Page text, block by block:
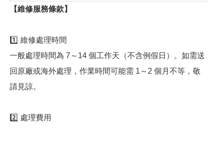
【維修服務條款】
1️⃣ 維修處理時間
一般處理時間為 7～14 個工作天（不含例假日）。如需送
回原廠或海外處理，作業時間可能需 1～2 個月不等，敬
請見諒。
2️⃣ 處理費用